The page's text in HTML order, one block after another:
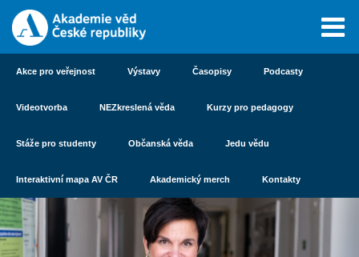
Akce pro veřejnost Výstavy Časopisy Podcasty
Videotvorba NEZkreslená věda Kurzy pro pedagogy
Stáže pro studenty Občanská věda Jedu vědu
Interaktivní mapa AV ČR Akademický merch Kontakty